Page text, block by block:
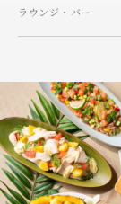
ラウンジ・バー